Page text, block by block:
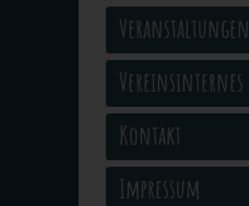
Veranstaltungen
Vereinsinternes
Kontakt
Impressum